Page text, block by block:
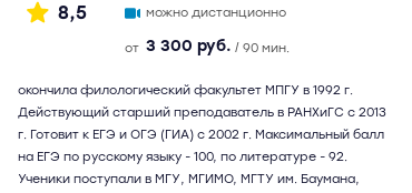
8,5
можно дистанционно
от 3 300 руб. / 90 мин.
окончила филологический факультет МПГУ в 1992 г.
Действующий старший преподаватель в РАНХиГС с 2013
г. Готовит к ЕГЭ и ОГЭ (ГИА) с 2002 г. Максимальный балл
на ЕГЭ по русскому языку - 100, по литературе - 92.
Ученики поступали в МГУ, МГИМО, МГТУ им. Баумана,